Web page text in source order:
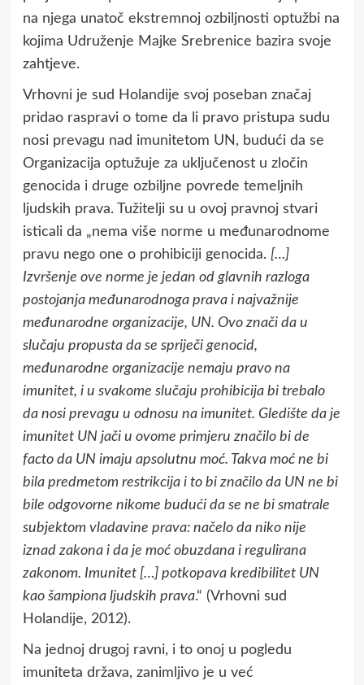
na njega unatoč ekstremnoj ozbiljnosti optužbi na
kojima Udruženje Majke Srebrenice bazira svoje
zahtjeve.
Vrhovni je sud Holandije svoj poseban značaj
pridao raspravi o tome da li pravo pristupa sudu
nosi prevagu nad imunitetom UN, budući da se
Organizacija optužuje za uključenost u zločin
genocida i druge ozbiljne povrede temeljnih
ljudskih prava. Tužitelji su u ovoj pravnoj stvari
isticali da „nema više norme u međunarodnome
pravu nego one o prohibiciji genocida. […]
Izvršenje ove norme je jedan od glavnih razloga
postojanja međunarodnoga prava i najvažnije
međunarodne organizacije, UN. Ovo znači da u
slučaju propusta da se spriječi genocid,
međunarodne organizacije nemaju pravo na
imunitet, i u svakome slučaju prohibicija bi trebalo
da nosi prevagu u odnosu na imunitet. Gledište da je
imunitet UN jači u ovome primjeru značilo bi de
facto da UN imaju apsolutnu moć. Takva moć ne bi
bila predmetom restrikcija i to bi značilo da UN ne bi
bile odgovorne nikome budući da se ne bi smatrale
subjektom vladavine prava: načelo da niko nije
iznad zakona i da je moć obuzdana i regulirana
zakonom. Imunitet […] potkopava kredibilitet UN
kao šampiona ljudskih prava.“ (Vrhovni sud
Holandije, 2012).
Na jednoj drugoj ravni, i to onoj u pogledu
imuniteta država, zanimljivo je u već